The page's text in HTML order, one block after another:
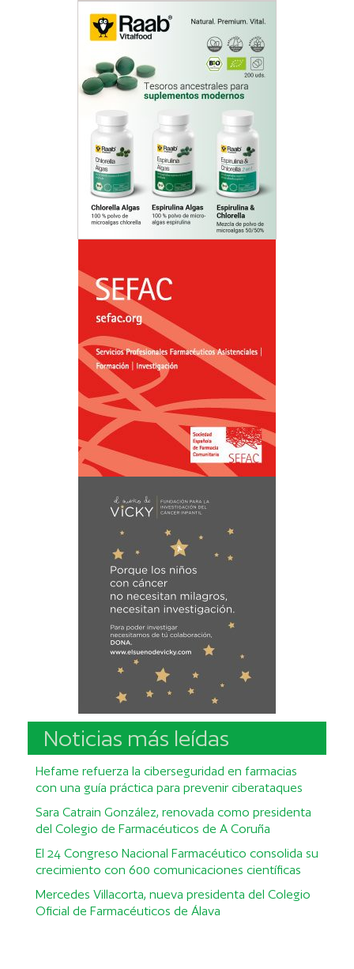
Noticias más leídas
Hefame refuerza la ciberseguridad en farmacias
con una guía práctica para prevenir ciberataques
Sara Catrain González, renovada como presidenta
del Colegio de Farmacéuticos de A Coruña
El 24 Congreso Nacional Farmacéutico consolida su
crecimiento con 600 comunicaciones científicas
Mercedes Villacorta, nueva presidenta del Colegio
Oficial de Farmacéuticos de Álava